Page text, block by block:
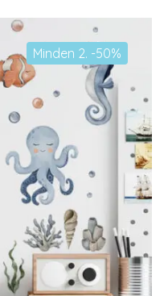
Minden 2. -50%